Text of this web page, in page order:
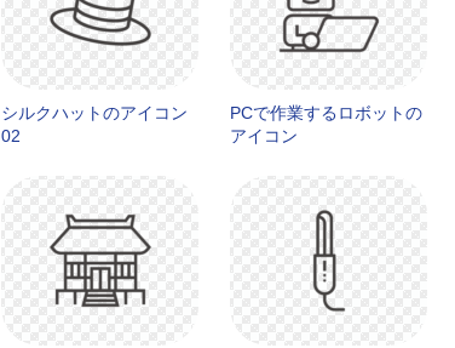
シルクハットのアイコン
02
PCで作業するロボットの
アイコン